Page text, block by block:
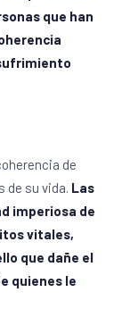
que han
de
de su vida. Las
imperiosa de
vitales,
que dañe el
quienes le